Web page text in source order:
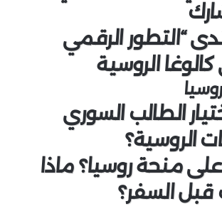
“التطور الرقمي
الطالب السوري
الروسية؟
منحة روسيا؟ ماذا
قبل السفر؟